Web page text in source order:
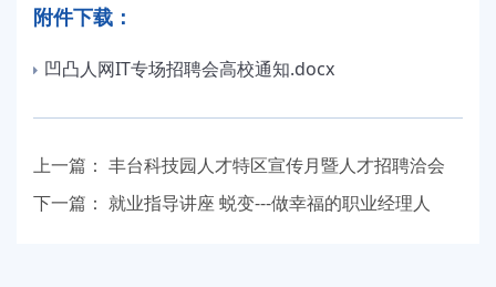
附件下载：
凹凸人网IT专场招聘会高校通知.docx
上一篇： 丰台科技园人才特区宣传月暨人才招聘洽会
下一篇： 就业指导讲座 蜕变---做幸福的职业经理人